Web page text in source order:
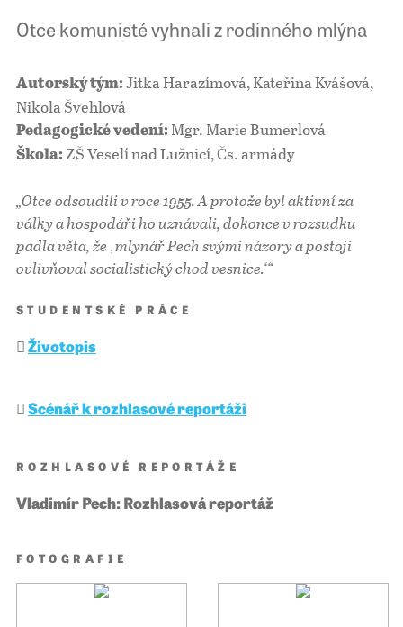
Otce komunisté vyhnali z rodinného mlýna
Autorský tým: Jitka Harazímová, Kateřina Kvášová,
Nikola Švehlová
Pedagogické vedení: Mgr. Marie Bumerlová
Škola: ZŠ Veselí nad Lužnicí, Čs. armády
„Otce odsoudili v roce 1955. A protože byl aktivní za
války a hospodáři ho uznávali, dokonce v rozsudku
padla věta, že ‚mlynář Pech svými názory a postoji
ovlivňoval socialistický chod vesnice.‘“
STUDENTSKÉ PRÁCE
Životopis
Scénář k rozhlasové reportáži
ROZHLASOVÉ REPORTÁŽE
Vladimír Pech: Rozhlasová reportáž
FOTOGRAFIE